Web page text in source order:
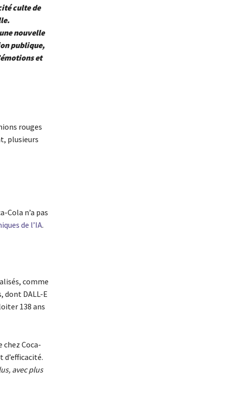
culte de
nouvelle
publique,
et
rouges
plusieurs
Cola n’a pas
de l’IA.
comme
dont DALL-E
138 ans
Coca-
avec plus